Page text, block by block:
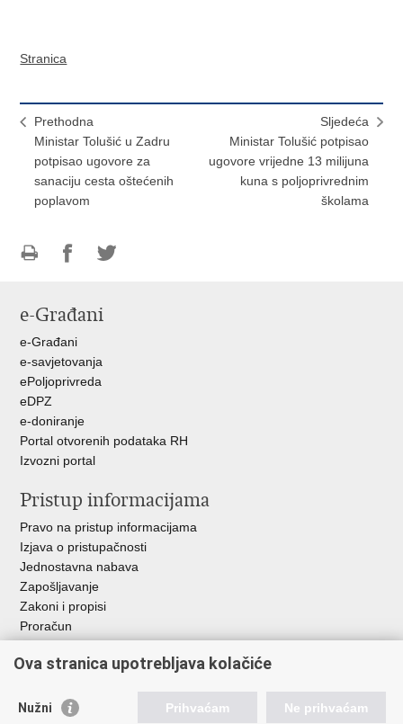
Stranica
Prethodna
Ministar Tolušić u Zadru
potpisao ugovore za
sanaciju cesta oštećenih
poplavom
Sljedeća
Ministar Tolušić potpisao
ugovore vrijedne 13 milijuna
kuna s poljoprivrednim
školama
FacebookuTwitteru
e-Građani
e-Građani
e-savjetovanja
ePoljoprivreda
eDPZ
e-doniranje
Portal otvorenih podataka RH
Izvozni portal
Pristup informacijama
Pravo na pristup informacijama
Izjava o pristupačnosti
Jednostavna nabava
Zapošljavanje
Zakoni i propisi
Proračun
RH
Važne poveznice
Ova stranica upotrebljava kolačiće
Nužni Prihvaćam Ne prihvaćam